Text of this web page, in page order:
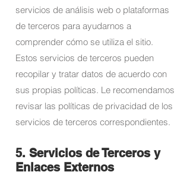
servicios de análisis web o plataformas
de terceros para ayudarnos a
comprender cómo se utiliza el sitio.
Estos servicios de terceros pueden
recopilar y tratar datos de acuerdo con
sus propias políticas. Le recomendamos
revisar las políticas de privacidad de los
servicios de terceros correspondientes.
5. Servicios de Terceros y
Enlaces Externos